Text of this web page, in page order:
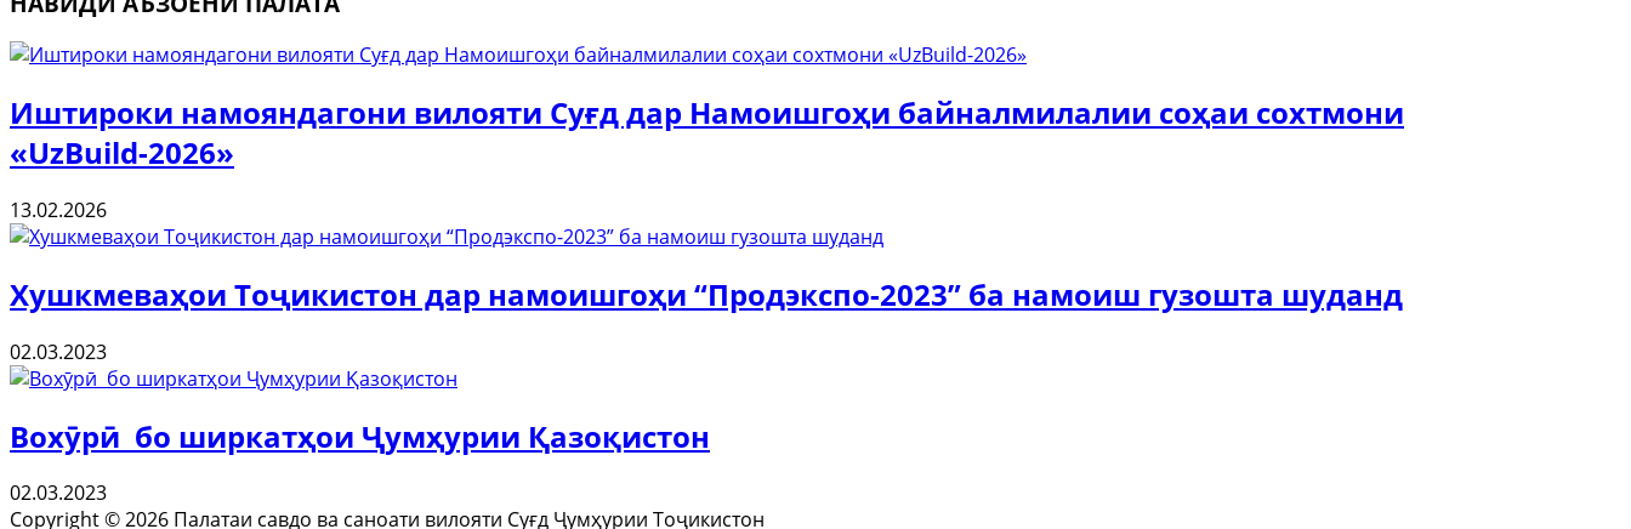
Иштироки намояндагони вилояти Суғд дар Намоишгоҳи байналмилалии соҳаи сохтмони
«UzBuild-2026»
13.02.2026
Хушкмеваҳои Тоҷикистон дар намоишгоҳи “Продэкспо-2023” ба намоиш гузошта шуданд
02.03.2023
Вохӯрӣ бо ширкатҳои Ҷумҳурии Қазоқистон
02.03.2023
Copyright © 2026 Палатаи савдо ва саноати вилояти Суғд Ҷумҳурии Тоҷикистон